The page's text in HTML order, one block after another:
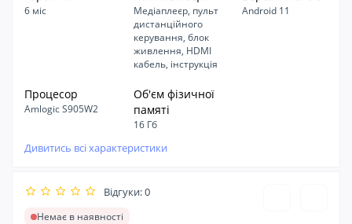
6 міс
Медіаплеєр, пульт
дистанційного
керування, блок
живлення, HDMI
кабель, інструкція
Android 11
Процесор
Amlogic S905W2
Об'єм фізичної
памяті
16 Гб
Дивитись всі характеристики
Відгуки: 0
Немає в наявності